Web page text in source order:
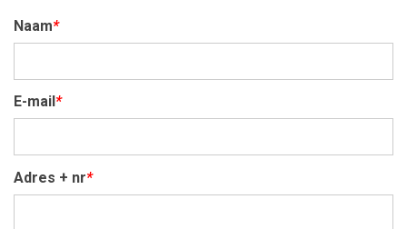
Naam*
E-mail *
Adres + nr*